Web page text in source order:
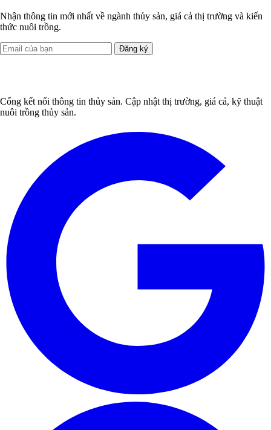
Nhận thông tin mới nhất về ngành thủy sản, giá cả thị trường và kiến
thức nuôi trồng.
Đăng ký
Cổng kết nối thông tin thủy sản. Cập nhật thị trường, giá cả, kỹ thuật
nuôi trồng thủy sản.